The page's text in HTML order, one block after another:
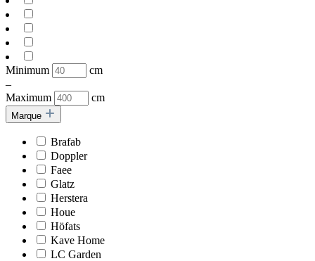
Minimum
cm
–
Maximum
cm
Marque
Brafab
Doppler
Faee
Glatz
Herstera
Houe
Höfats
Kave Home
LC Garden